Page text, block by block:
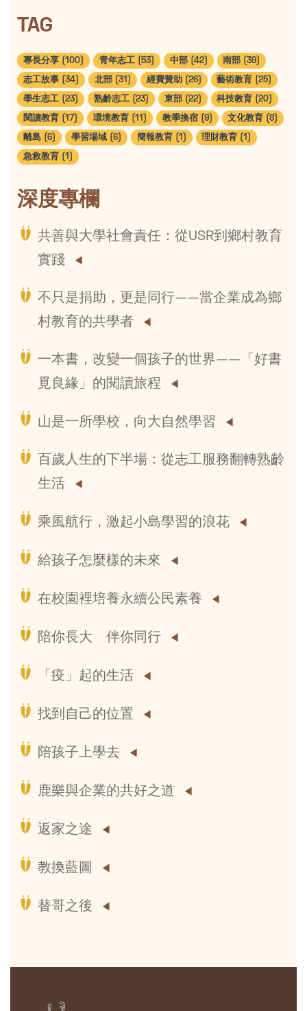
TAG
專長分享 (100) 青年志工 (53) 中部 (42) 南部 (39)
志工故事 (34) 北部 (31) 經費贊助 (26) 藝術教育 (25)
學生志工 (23) 熟齡志工 (23) 東部 (22) 科技教育 (20)
閱讀教育 (17) 環境教育 (11) 教學換宿 (9) 文化教育 (8)
離島 (6) 學習場域 (6) 簡報教育 (1) 理財教育 (1)
急救教育 (1)
深度專欄
共善與大學社會責任：從USR到鄉村教育
實踐
不只是捐助，更是同行——當企業成為鄉
村教育的共學者
一本書，改變一個孩子的世界——「好書
覓良緣」的閱讀旅程
山是一所學校，向大自然學習
百歲人生的下半場：從志工服務翻轉熟齡
生活
乘風航行，激起小島學習的浪花
給孩子怎麼樣的未來
在校園裡培養永續公民素養
陪你長大 伴你同行
「疫」起的生活
找到自己的位置
陪孩子上學去
鹿樂與企業的共好之道
返家之途
教換藍圖
替哥之後